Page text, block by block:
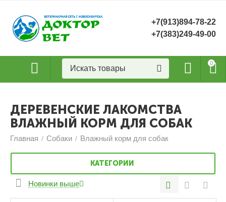
+7(913)894-78-22
+7(383)249-49-00
0
ДЕРЕВЕНСКИЕ ЛАКОМСТВА
ВЛАЖНЫЙ КОРМ ДЛЯ СОБАК
Главная / Собаки / Влажный корм для собак
КАТЕГОРИИ
Новинки выше